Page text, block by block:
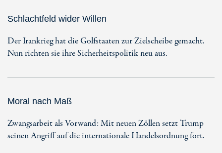
Schlachtfeld wider Willen
Der Irankrieg hat die Golfstaaten zur Zielscheibe gemacht.
Nun richten sie ihre Sicherheitspolitik neu aus.
Moral nach Maß
Zwangsarbeit als Vorwand: Mit neuen Zöllen setzt Trump
seinen Angriff auf die internationale Handelsordnung fort.